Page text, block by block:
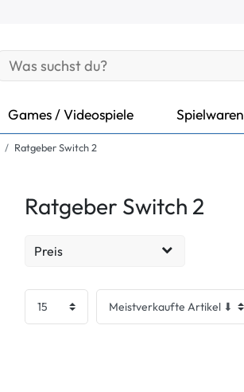
Games / Videospiele Spielwaren
Ratgeber Switch 2
Ratgeber Switch 2
Preis
EUR EUR
Übernehmen